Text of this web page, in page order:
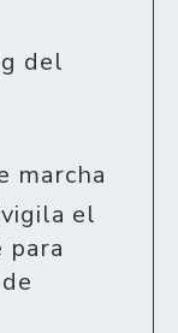
del
marcha
el